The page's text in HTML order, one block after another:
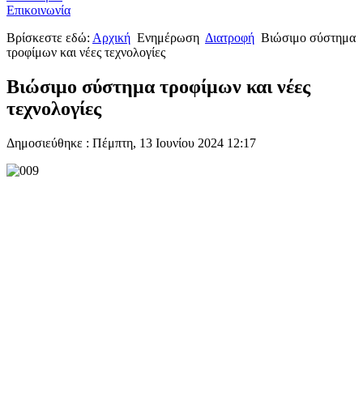
Επικοινωνία
Βρίσκεστε εδώ: Αρχική Ενημέρωση Διατροφή Βιώσιμο σύστημα
τροφίμων και νέες τεχνολογίες
Βιώσιμο σύστημα τροφίμων και νέες
τεχνολογίες
Δημοσιεύθηκε : Πέμπτη, 13 Ιουνίου 2024 12:17